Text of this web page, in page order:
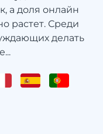
а доля онлайн
растет. Среди
делать